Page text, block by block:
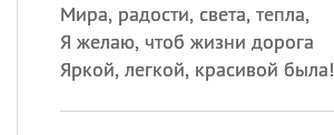
Мира, радости, света, тепла,
Я желаю, чтоб жизни дорога
Яркой, легкой, красивой была!